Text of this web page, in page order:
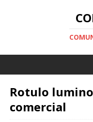
Rotulo
comercial